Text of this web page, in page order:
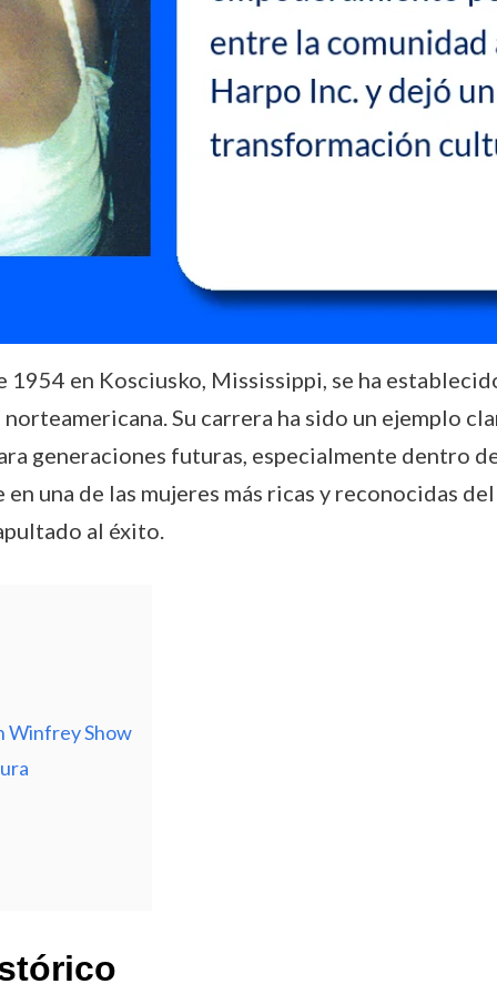
en Kosciusko, Mississippi, se ha
Su carrera ha sido un ejemplo
generaciones futuras, especialmente dentro
una de las mujeres más ricas y reconocidas
al éxito.
Winfrey Show